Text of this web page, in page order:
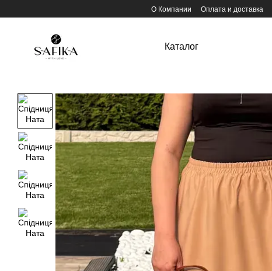
О Компании Оплата и доставка
Каталог